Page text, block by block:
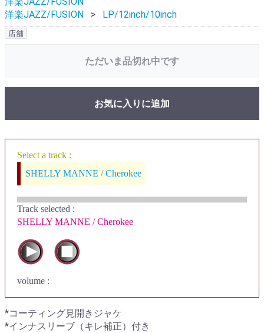
洋楽JAZZ/FUSION
LP/12inch/10inch
店舗
ただいま品切れ中です
お気に入りに追加
Select a track :
SHELLY MANNE / Cherokee
Track selected :
SHELLY MANNE / Cherokee
volume :
*コーティング見開きジャケ
*インナスリーブ（キレ補正）付き